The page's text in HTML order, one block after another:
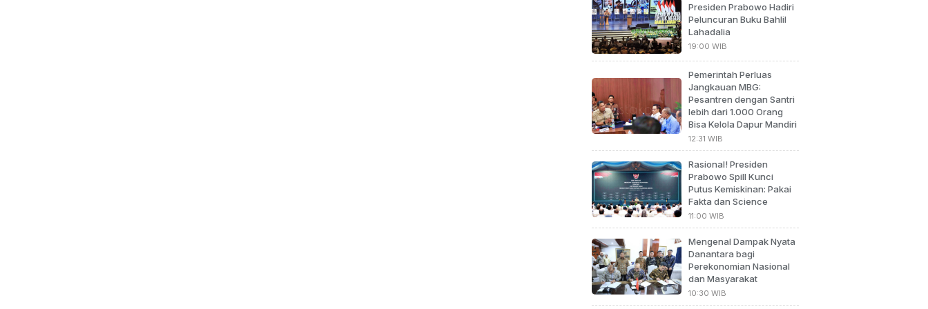
Presiden Prabowo Hadiri
Peluncuran Buku Bahlil
Lahadalia
19:00 WIB
Pemerintah Perluas
Jangkauan MBG:
Pesantren dengan Santri
lebih dari 1.000 Orang
Bisa Kelola Dapur Mandiri
12:31 WIB
Rasional! Presiden
Prabowo Spill Kunci
Putus Kemiskinan: Pakai
Fakta dan Science
11:00 WIB
Mengenal Dampak Nyata
Danantara bagi
Perekonomian Nasional
dan Masyarakat
10:30 WIB